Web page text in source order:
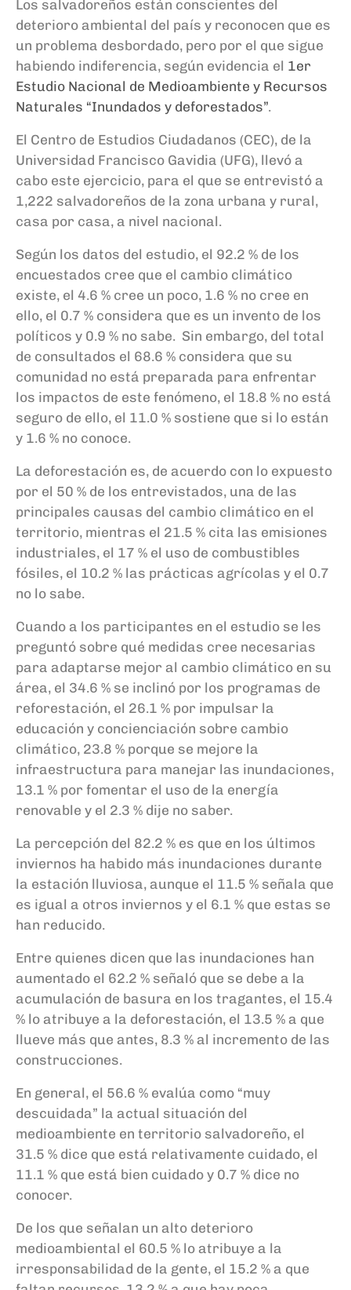
Los salvadoreños están conscientes del
deterioro ambiental del país y reconocen que es
un problema desbordado, pero por el que sigue
habiendo indiferencia, según evidencia el 1er
Estudio Nacional de Medioambiente y Recursos
Naturales “Inundados y deforestados”.
El Centro de Estudios Ciudadanos (CEC), de la
Universidad Francisco Gavidia (UFG), llevó a
cabo este ejercicio, para el que se entrevistó a
1,222 salvadoreños de la zona urbana y rural,
casa por casa, a nivel nacional.
Según los datos del estudio, el 92.2 % de los
encuestados cree que el cambio climático
existe, el 4.6 % cree un poco, 1.6 % no cree en
ello, el 0.7 % considera que es un invento de los
políticos y 0.9 % no sabe. Sin embargo, del total
de consultados el 68.6 % considera que su
comunidad no está preparada para enfrentar
los impactos de este fenómeno, el 18.8 % no está
seguro de ello, el 11.0 % sostiene que si lo están
y 1.6 % no conoce.
La deforestación es, de acuerdo con lo expuesto
por el 50 % de los entrevistados, una de las
principales causas del cambio climático en el
territorio, mientras el 21.5 % cita las emisiones
industriales, el 17 % el uso de combustibles
fósiles, el 10.2 % las prácticas agrícolas y el 0.7
no lo sabe.
Cuando a los participantes en el estudio se les
preguntó sobre qué medidas cree necesarias
para adaptarse mejor al cambio climático en su
área, el 34.6 % se inclinó por los programas de
reforestación, el 26.1 % por impulsar la
educación y concienciación sobre cambio
climático, 23.8 % porque se mejore la
infraestructura para manejar las inundaciones,
13.1 % por fomentar el uso de la energía
renovable y el 2.3 % dije no saber.
La percepción del 82.2 % es que en los últimos
inviernos ha habido más inundaciones durante
la estación lluviosa, aunque el 11.5 % señala que
es igual a otros inviernos y el 6.1 % que estas se
han reducido.
Entre quienes dicen que las inundaciones han
aumentado el 62.2 % señaló que se debe a la
acumulación de basura en los tragantes, el 15.4
% lo atribuye a la deforestación, el 13.5 % a que
llueve más que antes, 8.3 % al incremento de las
construcciones.
En general, el 56.6 % evalúa como “muy
descuidada” la actual situación del
medioambiente en territorio salvadoreño, el
31.5 % dice que está relativamente cuidado, el
11.1 % que está bien cuidado y 0.7 % dice no
conocer.
De los que señalan un alto deterioro
medioambiental el 60.5 % lo atribuye a la
irresponsabilidad de la gente, el 15.2 % a que